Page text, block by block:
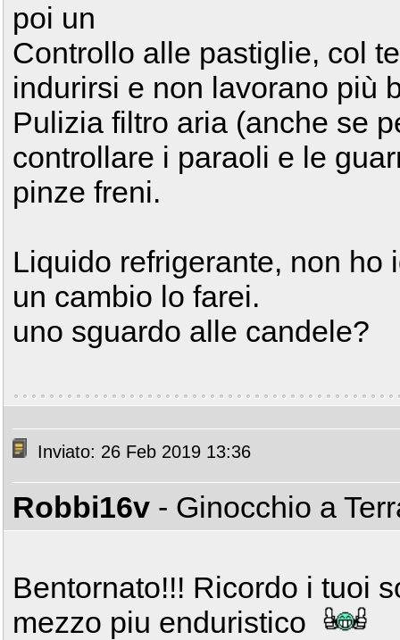
poi un
Controllo alle pastiglie, col
indurirsi e non lavorano più
Pulizia filtro aria (anche se
controllare i paraoli e le
pinze freni.
Liquido refrigerante, non ho
un cambio lo farei.
uno sguardo alle candele?
Inviato: 26 Feb 2019 13:36
Robbi16v - Ginocchio a
Bentornato!!! Ricordo i tuoi
mezzo piu enduristico